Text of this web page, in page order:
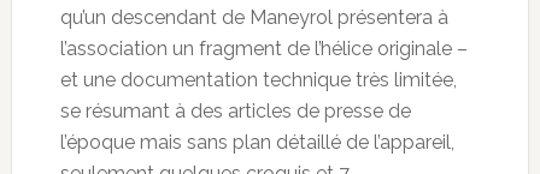
qu’un descendant de Maneyrol présentera à
l’association un fragment de l’hélice originale –
et une documentation technique très limitée,
se résumant à des articles de presse de
l’époque mais sans plan détaillé de l’appareil,